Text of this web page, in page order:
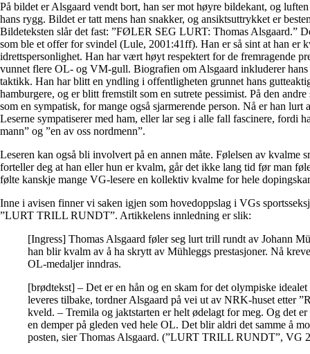
På bildet er Alsgaard vendt bort, han ser mot høyre bildekant, og
hans rygg. Bildet er tatt mens han snakker, og ansiktsuttrykket er
Bildeteksten slår det fast: ”FØLER SEG LURT: Thomas Alsgaard.”
som ble et offer for svindel (Lule, 2001:41ff). Han er så sint at han er
idrettspersonlighet. Han har vært høyt respektert for de fremragende
vunnet flere OL- og VM-gull. Biografien om Alsgaard inkluderer
taktikk. Han har blitt en yndling i offentligheten grunnet hans
hamburgere, og er blitt fremstilt som en sutrete pessimist. På den
som en sympatisk, for mange også sjarmerende person. Nå er han lurt
Leserne sympatiserer med ham, eller lar seg i alle fall fascinere, fordi
mann” og ”en av oss nordmenn”.
Leseren kan også bli involvert på en annen måte. Følelsen av kvalme
forteller deg at han eller hun er kvalm, går det ikke lang tid før man
følte kanskje mange VG-lesere en kollektiv kvalme for hele
Inne i avisen finner vi saken igjen som hovedoppslag i VGs
”LURT TRILL RUNDT”. Artikkelens innledning er slik:
[Ingress] Thomas Alsgaard føler seg lurt trill rundt av Johann
han blir kvalm av å ha skrytt av Mühleggs prestasjoner. Nå
OL-medaljer inndras.
[brødtekst] – Det er en hån og en skam for det olympiske
leveres tilbake, tordner Alsgaard på vei ut av NRK-huset etter
kveld. – Tremila og jaktstarten er helt ødelagt for meg. Og det
en demper på gleden ved hele OL. Det blir aldri det samme å
posten, sier Thomas Alsgaard. (”LURT TRILL RUNDT”, VG